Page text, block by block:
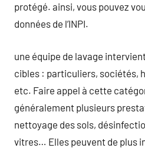
protégé. ainsi, vous pouvez
données de l’INPI.
une équipe de lavage
cibles : particuliers, sociétés,
etc. Faire appel à cette
généralement plusieurs
nettoyage des sols,
vitres… Elles peuvent de plus